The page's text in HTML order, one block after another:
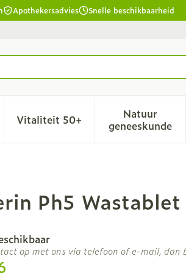
Apothekersadvies Snelle beschikbaarheid
categorie
en vitamines categorie
voor Zwangerschap en
Vitaliteit 50+Toon submenu voor
Natuur
geneeskunde
Toon
Ph5
op met ons via telefoon of e-mail, dan